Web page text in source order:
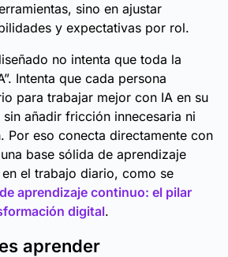
sino en ajustar
y expectativas por rol.
no intenta que toda la
Intenta que cada persona
para trabajar mejor con IA en su
añadir fricción innecesaria ni
Por eso conecta directamente con
base sólida de aprendizaje
el trabajo diario, como se
aprendizaje continuo: el pilar
digital.
aprender